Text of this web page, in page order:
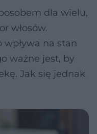
dla wielu,
włosów.
na stan
ważne jest, by
Jak się jednak